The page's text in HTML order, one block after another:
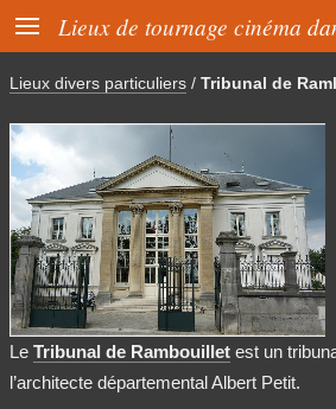
 Lieux de tournage cinéma
Lieux divers particuliers / Tribunal de
Le Tribunal de Rambouillet est un
l’architecte départemental Albert Petit.